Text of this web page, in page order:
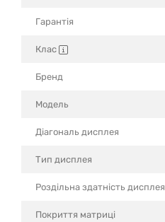
Гарантія
Клас
Бренд
Модель
Діагональ дисплея
Тип дисплея
Роздільна здатність дисплея
Покриття матриці